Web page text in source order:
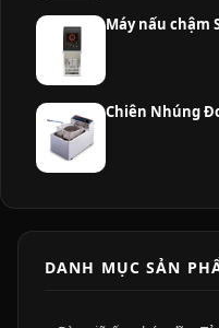
Máy nấu chậm
Chiên Nhúng
DANH MỤC SẢN